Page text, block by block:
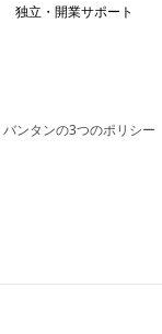
独立・開業サポート
バンタンの3つのポリシー